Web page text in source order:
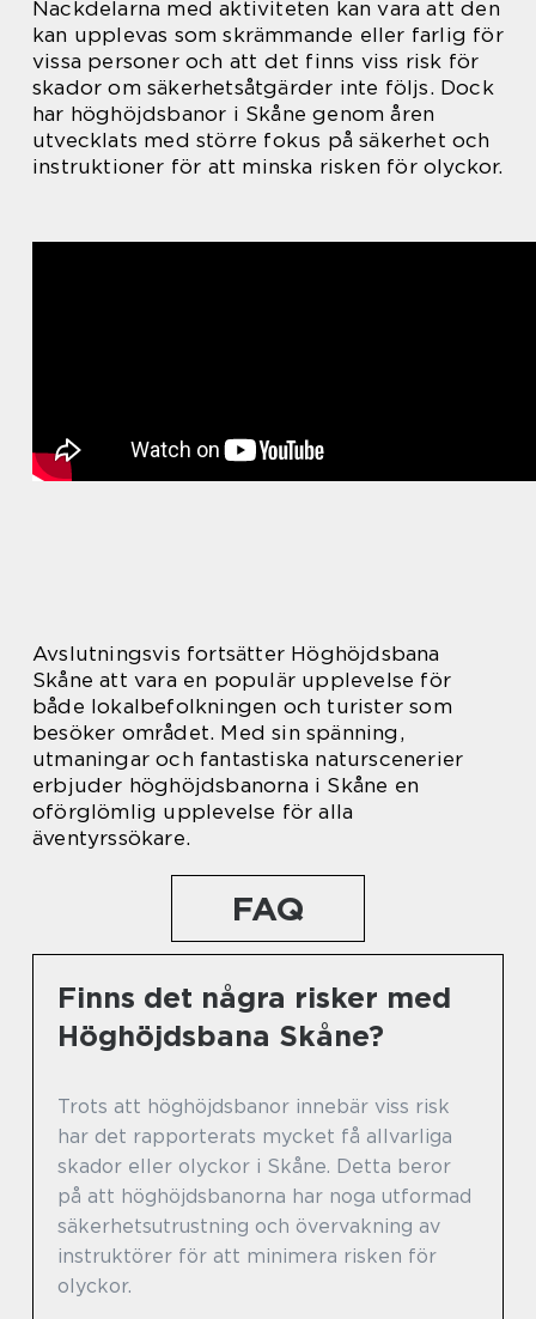
Nackdelarna med aktiviteten kan vara att den
kan upplevas som skrämmande eller farlig för
vissa personer och att det finns viss risk för
skador om säkerhetsåtgärder inte följs. Dock
har höghöjdsbanor i Skåne genom åren
utvecklats med större fokus på säkerhet och
instruktioner för att minska risken för olyckor.
Avslutningsvis fortsätter Höghöjdsbana
Skåne att vara en populär upplevelse för
både lokalbefolkningen och turister som
besöker området. Med sin spänning,
utmaningar och fantastiska naturscenerier
erbjuder höghöjdsbanorna i Skåne en
oförglömlig upplevelse för alla
äventyrssökare.
FAQ
Finns det några risker med
Höghöjdsbana Skåne?
Trots att höghöjdsbanor innebär viss risk
har det rapporterats mycket få allvarliga
skador eller olyckor i Skåne. Detta beror
på att höghöjdsbanorna har noga utformad
säkerhetsutrustning och övervakning av
instruktörer för att minimera risken för
olyckor.